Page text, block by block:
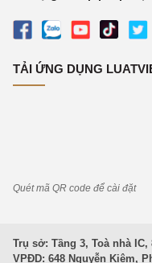
TẢI ỨNG DỤNG
Quét mã QR code để cài đặt
Trụ sở: Tầng 3, Toà nhà IC,
VPĐD: 648 Nguyễn Kiệm,